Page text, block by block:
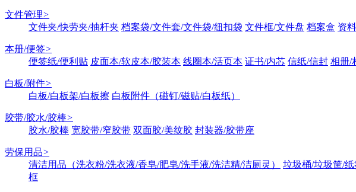
文件管理>
文件夹/快劳夹/抽杆夹 档案袋/文件套/文件袋/纽扣袋 文件框/文件盘 档案盒 资
本册/便签>
便签纸/便利贴 皮面本/软皮本/胶装本 线圈本/活页本 证书/内芯 信纸/信封 相册/
白板/附件>
白板/白板架/白板擦 白板附件（磁钉/磁贴/白板纸）
胶带/胶水/胶棒>
胶水/胶棒 宽胶带/窄胶带 双面胶/美纹胶 封装器/胶带座
劳保用品>
清洁用品（洗衣粉/洗衣液/香皂/肥皂/洗手液/洗洁精/洁厕灵）
垃圾桶/垃圾筐/
框